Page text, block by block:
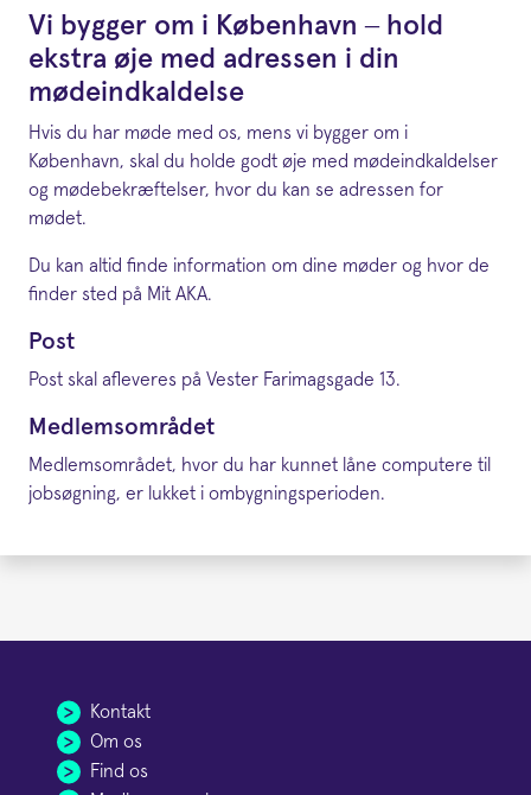
Vi bygger om i København – hold
ekstra øje med adressen i din
mødeindkaldelse
Hvis du har møde med os, mens vi bygger om i
København, skal du holde godt øje med mødeindkaldelser
og mødebekræftelser, hvor du kan se adressen for
mødet.
Du kan altid finde information om dine møder og hvor de
finder sted på Mit AKA.
Post
Post skal afleveres på Vester Farimagsgade 13.
Medlemsområdet
Medlemsområdet, hvor du har kunnet låne computere til
jobsøgning, er lukket i ombygningsperioden.
Kontakt
Om os
Find os